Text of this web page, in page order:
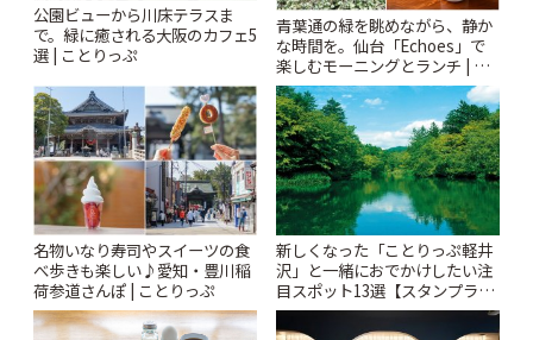
公園ビューから川床テラスま
で。緑に癒される大阪のカフェ5
選 | ことりっぷ
青葉通の緑を眺めながら、静か
な時間を。仙台「Echoes」で
楽しむモーニングとランチ | こ
とりっぷ
名物いなり寿司やスイーツの食
べ歩きも楽しい♪愛知・豊川稲
荷参道さんぽ | ことりっぷ
新しくなった「ことりっぷ軽井
沢」と一緒におでかけしたい注
目スポット13選【スタンプラリ
ー開催中】 | ことりっぷ